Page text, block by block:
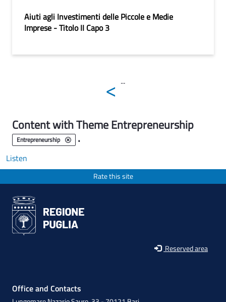
Aiuti agli Investimenti delle Piccole e Medie
Imprese - Titolo II Capo 3
< ...
Content with Theme Entrepreneurship
Entrepreneurship .
Listen
Rate this site
Reserved area
Office and Contacts